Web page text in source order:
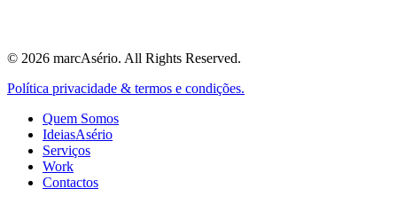
© 2026 marcAsério. All Rights Reserved.
Política privacidade & termos e condições.
Quem Somos
IdeiasAsério
Serviços
Work
Contactos